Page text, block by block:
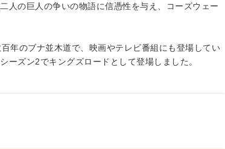
人の巨人の争いの物語に信憑性を与え、コーズウェー
年のブナ並木道で、映画やテレビ番組にも登場してい
ーズン2でキングズロードとして登場しました。